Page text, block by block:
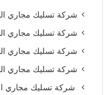
شركة تسليك مجاري
شركة تسليك مجاري
شركة تسليك مجاري
شركة تسليك مجاري
شركة تسليك مجاري